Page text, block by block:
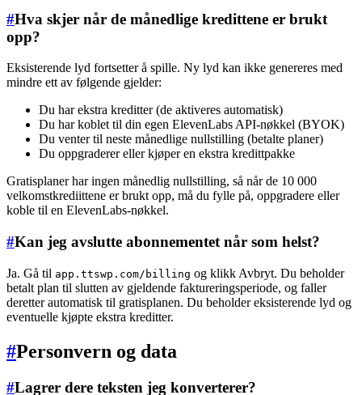
#Hva skjer når de månedlige kredittene er brukt
opp?
Eksisterende lyd fortsetter å spille. Ny lyd kan ikke genereres med
mindre ett av følgende gjelder:
Du har ekstra kreditter (de aktiveres automatisk)
Du har koblet til din egen ElevenLabs API-nøkkel (BYOK)
Du venter til neste månedlige nullstilling (betalte planer)
Du oppgraderer eller kjøper en ekstra kredittpakke
Gratisplaner har ingen månedlig nullstilling, så når de 10 000
velkomstkrediittene er brukt opp, må du fylle på, oppgradere eller
koble til en ElevenLabs-nøkkel.
#Kan jeg avslutte abonnementet når som helst?
Ja. Gå til app.ttswp.com/billing og klikk Avbryt. Du beholder
betalt plan til slutten av gjeldende faktureringsperiode, og faller
deretter automatisk til gratisplanen. Du beholder eksisterende lyd og
eventuelle kjøpte ekstra kreditter.
#Personvern og data
#Lagrer dere teksten jeg konverterer?